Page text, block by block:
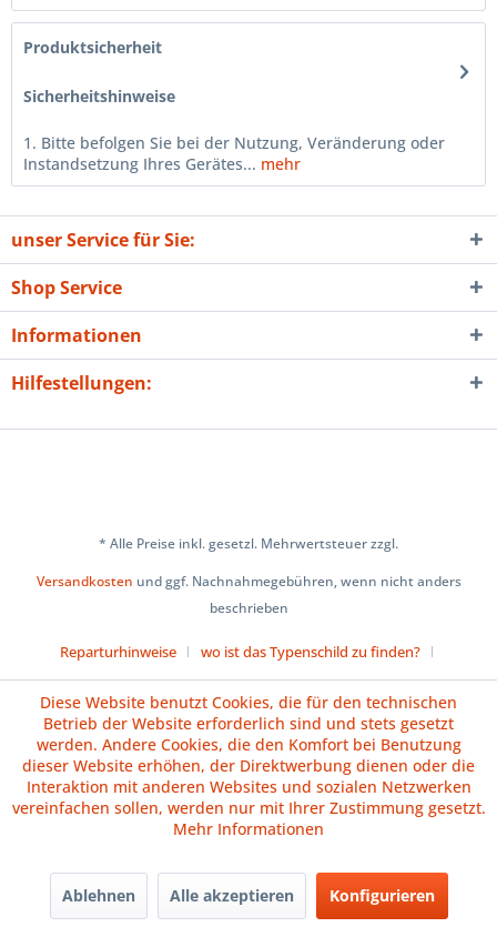
Produktsicherheit
Sicherheitshinweise
1. Bitte befolgen Sie bei der Nutzung, Veränderung oder
Instandsetzung Ihres Gerätes... mehr
unser Service für Sie:
Shop Service
Informationen
Hilfestellungen:
* Alle Preise inkl. gesetzl. Mehrwertsteuer zzgl.
Versandkosten und ggf. Nachnahmegebühren, wenn nicht anders
beschrieben
Reparturhinweise
wo ist das Typenschild zu finden?
Versand und Zahlungsbedingungen
Impressum
AGB
Widerrufsrecht
Datenschutz Batteriehinweise
Vertrag widerrufen
Diese Website benutzt Cookies, die für den technischen
Betrieb der Website erforderlich sind und stets gesetzt
werden. Andere Cookies, die den Komfort bei Benutzung
dieser Website erhöhen, der Direktwerbung dienen oder die
Interaktion mit anderen Websites und sozialen Netzwerken
vereinfachen sollen, werden nur mit Ihrer Zustimmung gesetzt.
Mehr Informationen
Ablehnen Alle akzeptieren Konfigurieren